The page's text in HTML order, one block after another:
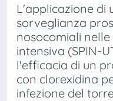
L'applicazione di
sorveglianza
nosocomiali
intensiva (SPIN-
l'efficacia di un
con clorexidina
infezione del